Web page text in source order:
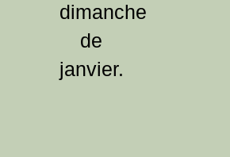
dimanche
de
janvier.